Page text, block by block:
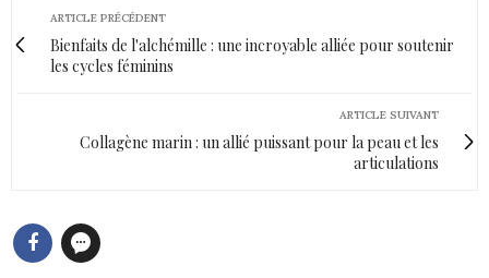
ARTICLE PRÉCÉDENT
Bienfaits de l'alchémille : une incroyable alliée pour soutenir
les cycles féminins
ARTICLE SUIVANT
Collagène marin : un allié puissant pour la peau et les
articulations